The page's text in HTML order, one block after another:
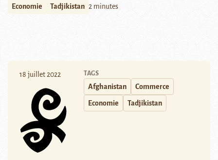
Economie Tadjikistan 2 minutes
18 juillet 2022 TAGS
Afghanistan Commerce
Economie Tadjikistan